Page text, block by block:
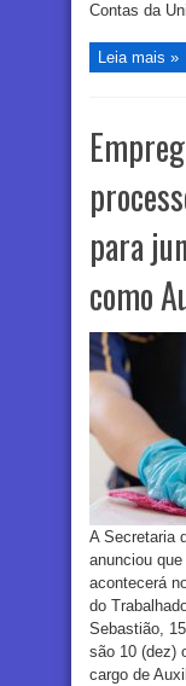
Contas da
Leia mais »
para
como
A Secretaria
anunciou
acontecerá
do
Sebastião,
são 10 (dez)
cargo de